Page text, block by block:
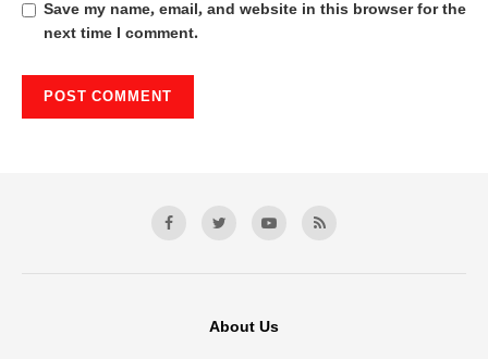
Save my name, email, and website in this browser for the
next time I comment.
About Us